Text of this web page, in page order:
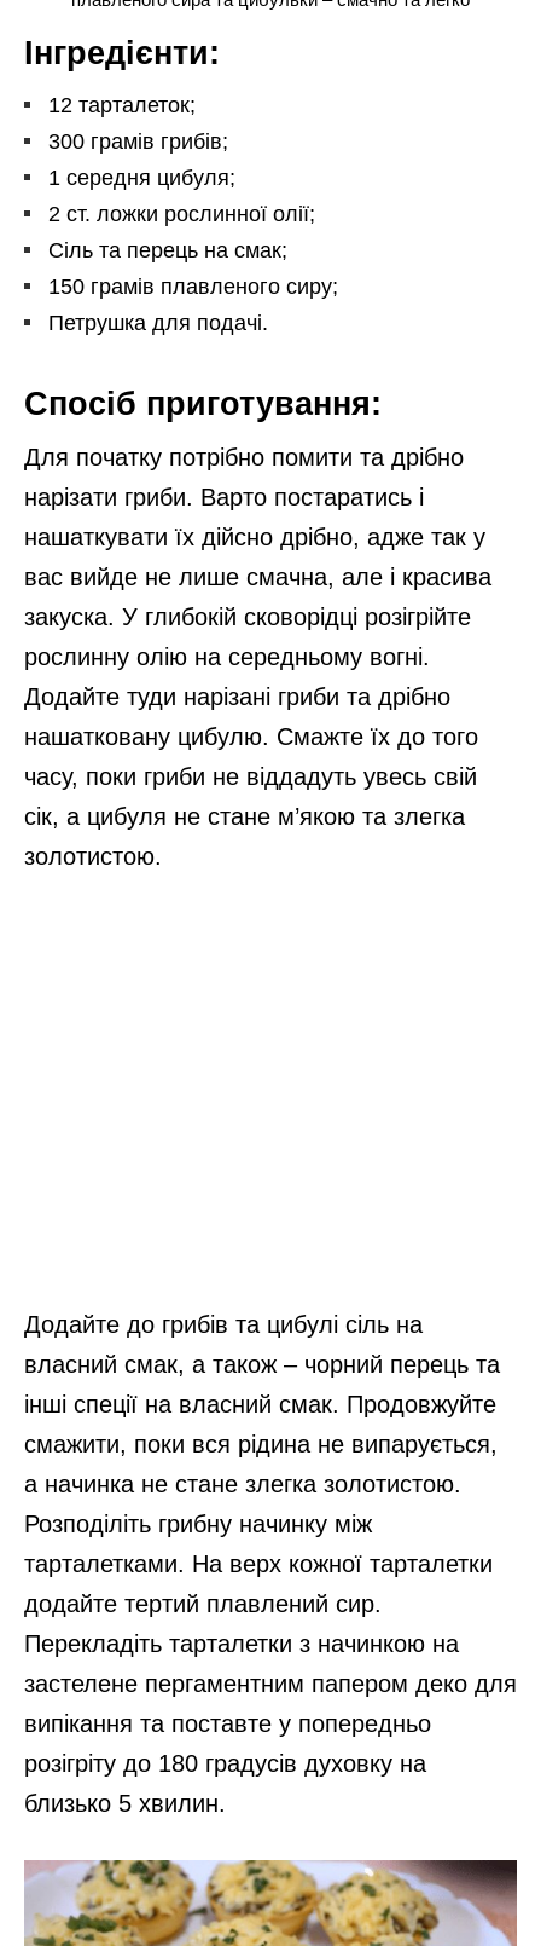
Інгредієнти:
12 тарталеток;
300 грамів грибів;
1 середня цибуля;
2 ст. ложки рослинної олії;
Сіль та перець на смак;
150 грамів плавленого сиру;
Петрушка для подачі.
Спосіб приготування:
Для початку потрібно помити та дрібно
нарізати гриби. Варто постаратись і
нашаткувати їх дійсно дрібно, адже так у
вас вийде не лише смачна, але і красива
закуска. У глибокій сковорідці розігрійте
рослинну олію на середньому вогні.
Додайте туди нарізані гриби та дрібно
нашатковану цибулю. Смажте їх до того
часу, поки гриби не віддадуть увесь свій
сік, а цибуля не стане м’якою та злегка
золотистою.
Додайте до грибів та цибулі сіль на
власний смак, а також – чорний перець та
інші спеції на власний смак. Продовжуйте
смажити, поки вся рідина не випарується,
а начинка не стане злегка золотистою.
Розподіліть грибну начинку між
тарталетками. На верх кожної тарталетки
додайте тертий плавлений сир.
Перекладіть тарталетки з начинкою на
застелене пергаментним папером деко для
випікання та поставте у попередньо
розігріту до 180 градусів духовку на
близько 5 хвилин.